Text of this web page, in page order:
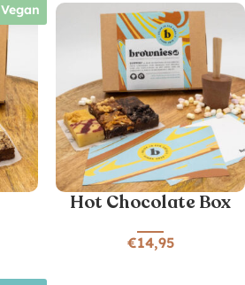
Vegan
Hot Chocolate Box
€14,95